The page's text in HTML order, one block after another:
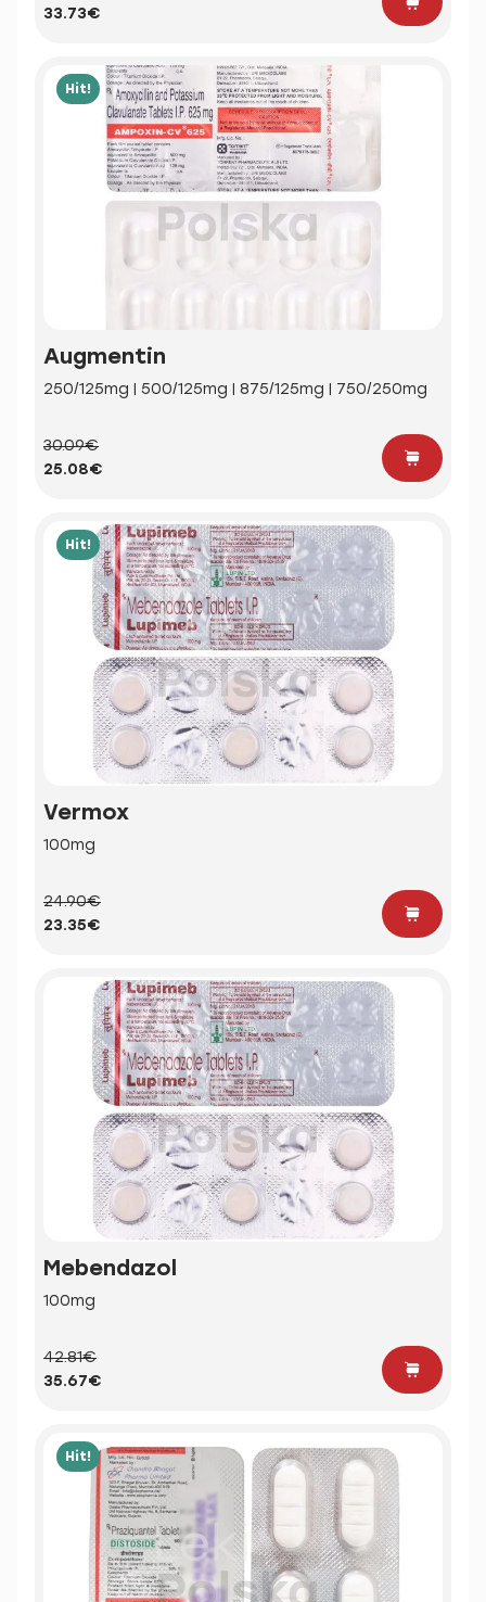
33.73€
Hit!
Augmentin
250/125mg | 500/125mg | 875/125mg | 750/250mg
30.09€
25.08€
Hit!
Vermox
100mg
24.90€
23.35€
Mebendazol
100mg
42.81€
35.67€
Hit!